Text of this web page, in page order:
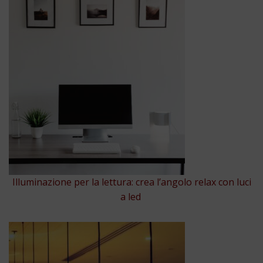
Illuminazione per la lettura: crea l’angolo relax con luci
a led